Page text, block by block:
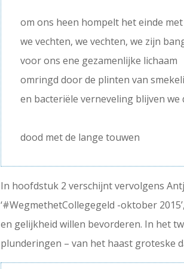
om ons heen hompelt het einde
we vechten, we vechten, we zijn
voor ons ene gezamenlijke lichaam
omringd door de plinten van
en bacteriële verneveling blijven we
dood met de lange touwen
In hoofdstuk 2 verschijnt vervolgens
‘#WegmethetCollegegeld -oktober
en gelijkheid willen bevorderen. In het
plunderingen – van het haast groteske